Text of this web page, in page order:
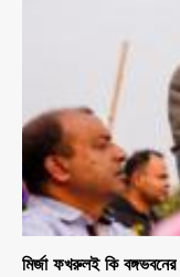
মির্জা ফখরুলই কি বঙ্গভবনের